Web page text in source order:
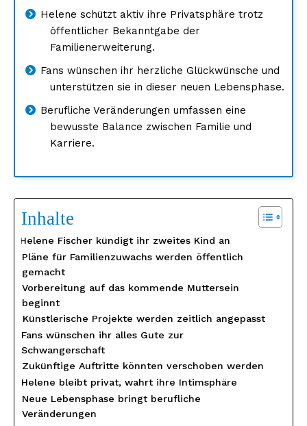
Helene schützt aktiv ihre Privatsphäre trotz
öffentlicher Bekanntgabe der
Familienerweiterung.
Fans wünschen ihr herzliche Glückwünsche und
unterstützen sie in dieser neuen Lebensphase.
Berufliche Veränderungen umfassen eine
bewusste Balance zwischen Familie und
Karriere.
Inhalte
Helene Fischer kündigt ihr zweites Kind an
Pläne für Familienzuwachs werden öffentlich
gemacht
Vorbereitung auf das kommende Muttersein
beginnt
Künstlerische Projekte werden zeitlich angepasst
Fans wünschen ihr alles Gute zur
Schwangerschaft
Zukünftige Auftritte könnten verschoben werden
Helene bleibt privat, wahrt ihre Intimsphäre
Neue Lebensphase bringt berufliche
Veränderungen